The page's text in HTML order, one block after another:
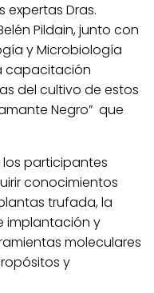
expertas Dras.
Pildain, junto con
y Microbiología
capacitación
del cultivo de estos
Negro” que
participantes
conocimientos
trufada, la
implantación y
moleculares
y